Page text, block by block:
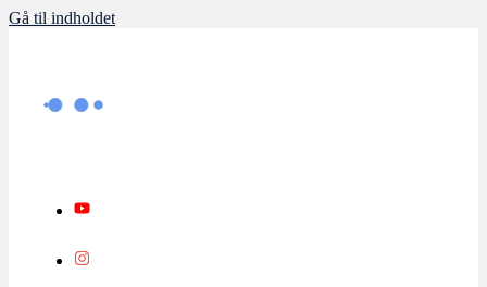
Gå til indholdet